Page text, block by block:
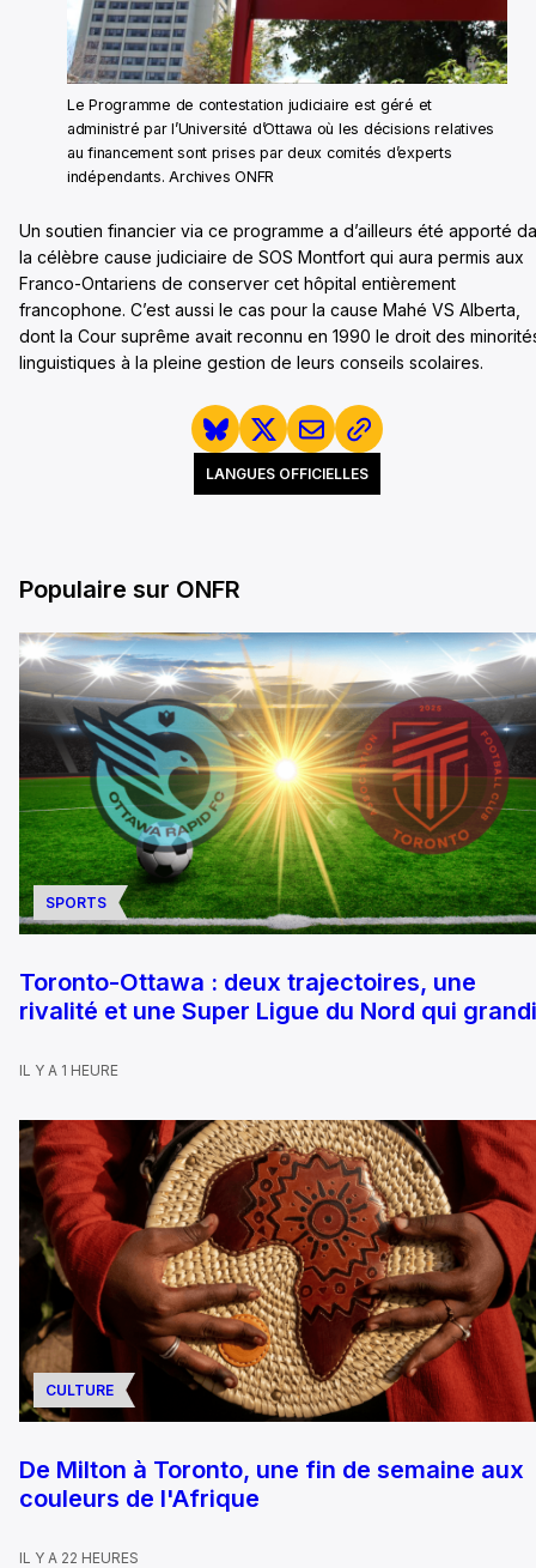
Le Programme de contestation judiciaire est géré et
administré par l’Université d’Ottawa où les décisions relatives
au financement sont prises par deux comités d’experts
indépendants. Archives ONFR
Un soutien financier via ce programme a d’ailleurs été apporté
la célèbre cause judiciaire de SOS Montfort qui aura permis aux
Franco-Ontariens de conserver cet hôpital entièrement
francophone. C’est aussi le cas pour la cause Mahé VS Alberta,
dont la Cour suprême avait reconnu en 1990 le droit des
linguistiques à la pleine gestion de leurs conseils scolaires.
LANGUES OFFICIELLES
Populaire sur ONFR
SPORTS
Toronto-Ottawa : deux trajectoires, une
rivalité et une Super Ligue du Nord qui
IL Y A 1 HEURE
CULTURE
De Milton à Toronto, une fin de semaine aux
couleurs de l'Afrique
IL Y A 22 HEURES